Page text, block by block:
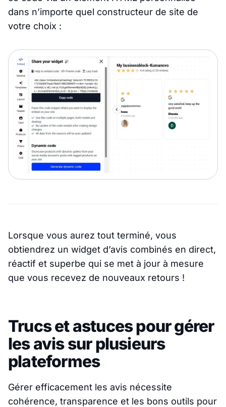
dans n’importe quel constructeur de site de
votre choix :
Lorsque vous aurez tout terminé, vous
obtiendrez un widget d’avis combinés en direct,
réactif et superbe qui se met à jour à mesure
que vous recevez de nouveaux retours !
Trucs et astuces pour gérer
les avis sur plusieurs
plateformes
Gérer efficacement les avis nécessite
cohérence, transparence et les bons outils pour